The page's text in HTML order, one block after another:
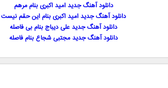
دانلود آهنگ جدید امید اکبری بنام مرهم
دانلود آهنگ جدید امید اکبری بنام این حقم نیست
دانلود آهنگ جدید علی دیباج بنام بی فاصله
دانلود آهنگ جدید مجتبی شجاع بنام فاصله